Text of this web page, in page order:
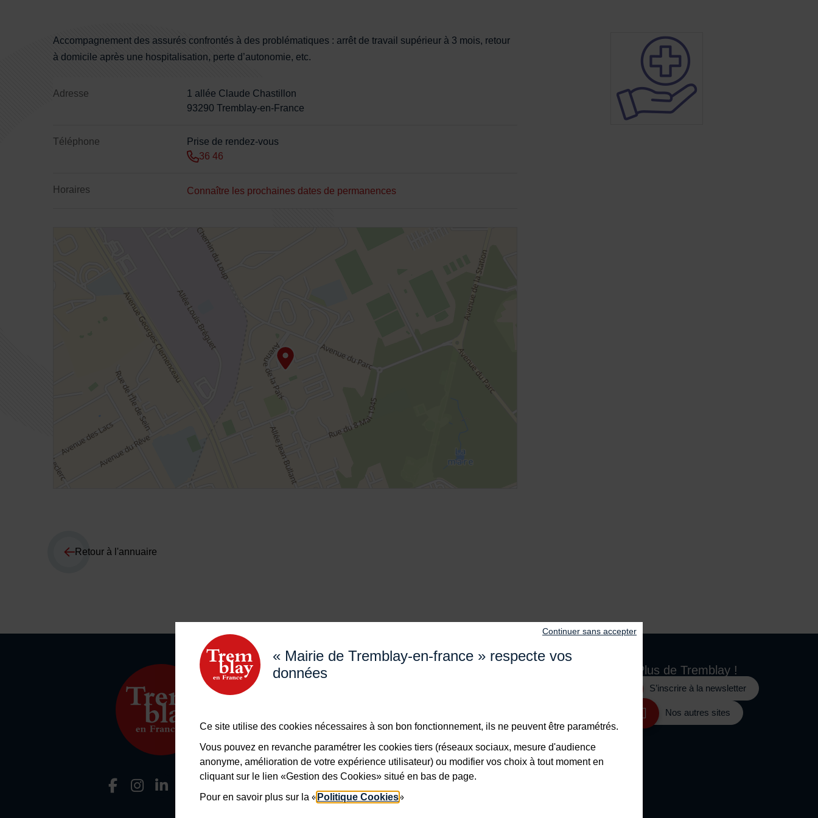
« Mairie de Tremblay-en-france » respecte vos
données
Ce site utilise des cookies nécessaires à son bon fonctionnement, ils ne peuvent être paramétrés.
Vous pouvez en revanche paramétrer les cookies tiers (réseaux sociaux, mesure d'audience
anonyme, amélioration de votre expérience utilisateur) ou modifier vos choix à tout moment en
cliquant sur le lien «Gestion des Cookies» situé en bas de page.
Pour en savoir plus sur la « Politique Cookies»
Continuer sans accepter
Contenu de la fiche d'annuaire
Accompagnement des assurés confrontés à des problématiques : arrêt de travail supérieur à 3 mois, retour
à domicile après une hospitalisation, perte d’autonomie, etc.
Adresse
1 allée Claude Chastillon
93290 Tremblay-en-France
Téléphone
Prise de rendez-vous
36 46
Horaires Connaître les prochaines dates de permanences
Retour à l'annuaire
Nous suivre
Facebook
Instagram
LinkedIn
ViméoFlux RSS
Adresse dans le pied de page
Mairie de Tremblay-en-France
Horaires
Le samedi de 8h30 à 12h
Bouton téléphone
01 49 63 71 35
Bouton contacter
Plus deTremblay !
S’inscrire à la newsletter
Nos autres sites